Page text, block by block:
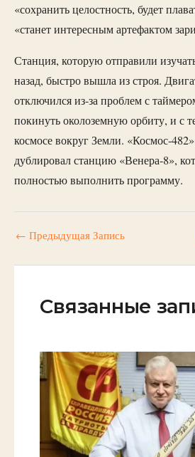
«сохранить целостность, будет
«станет интересным артефактом
Станция, которую отправили
назад, быстро вышла из строя.
отключился из-за проблем с
покинуть околоземную орбиту, и с
космосе вокруг Земли. «Космос-
дублировал станцию «Венера-8»,
полностью выполнить программу.
← Предыдущая Запись
Связанные